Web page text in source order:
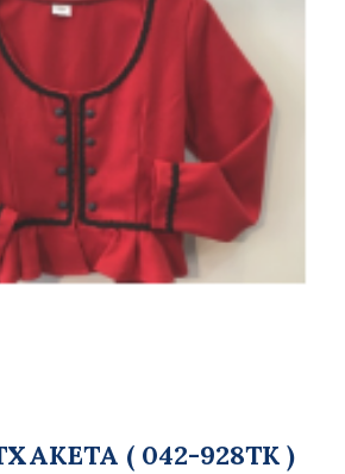
( 042-928TK )